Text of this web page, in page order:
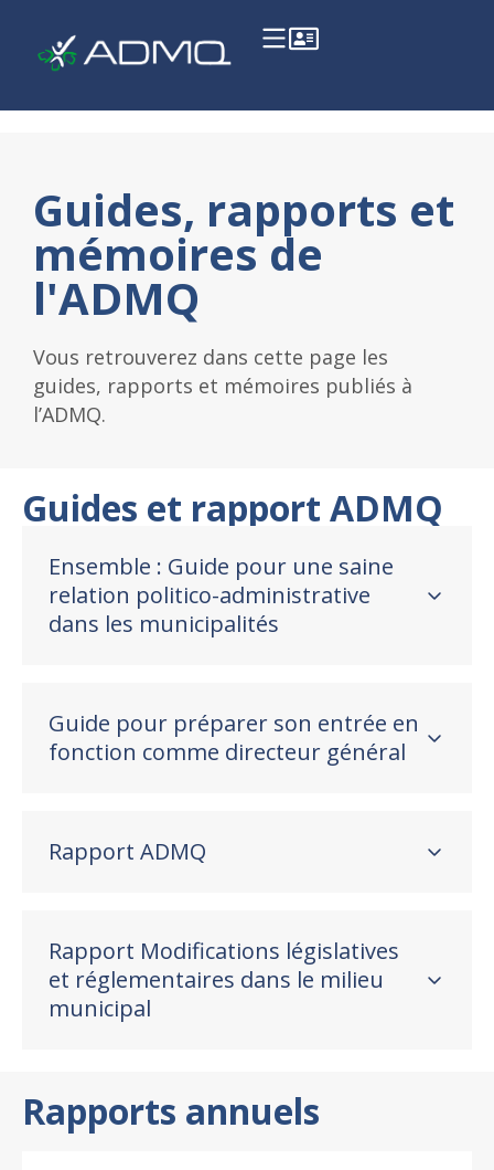
Guides, rapports et
mémoires de
l'ADMQ
Vous retrouverez dans cette page les
guides, rapports et mémoires publiés à
l’ADMQ.
Guides et rapport ADMQ
Ensemble : Guide pour une saine
relation politico-administrative
dans les municipalités
Guide pour préparer son entrée en
fonction comme directeur général
Rapport ADMQ
Rapport Modifications législatives
et réglementaires dans le milieu
municipal
Rapports annuels